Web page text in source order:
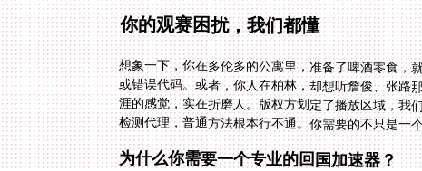
你的观赛困扰，我们都懂
想象一下，你在多伦多的公寓里，准备了啤酒零食，
或错误代码。或者，你人在柏林，却想听詹俊、张路
涯的感觉，实在折磨人。版权方划定了播放区域，我
检测代理，普通方法根本行不通。你需要的不只是一
为什么你需要一个专业的回国加速器？